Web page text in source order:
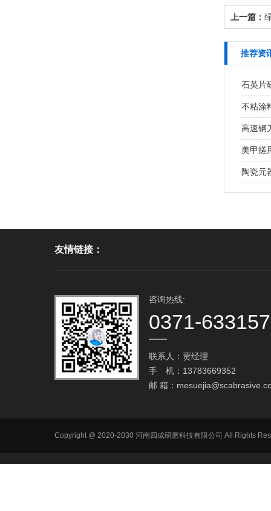
上一篇：
推荐资
石英片
不粘涂
高速钢
美甲搓
陶瓷元
友情链接：
咨询热线:
0371-
联系人：贾经理
手 机：13783669352
邮 箱：
Copyright @ 2020-2030 河南四成研磨科技有限公司 All Rights